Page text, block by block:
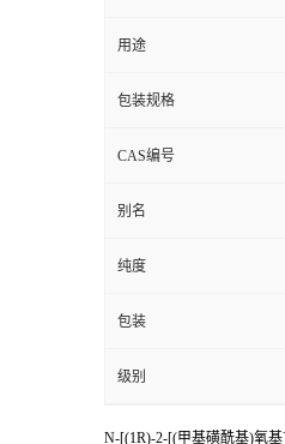
用途
包装规格
CAS编号
别名
纯度
包装
级别
N-[(1R)-2-[(甲基磺酰基)氧